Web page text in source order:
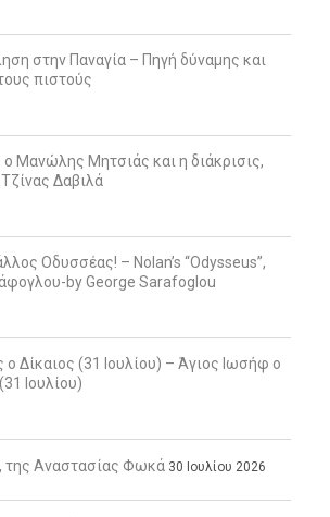
στην Παναγία – Πηγή δύναμης και
πιστούς
ο Μανώλης Μητσιάς και η διάκρισις,
Δαβιλά
Οδυσσέας! – Nolan’s “Odysseus”,
by George Sarafoglou
Δίκαιος (31 Ιουλίου) – Άγιος Ιωσήφ ο
Ιουλίου)
της Αναστασίας Φωκά 30 Ιουλίου 2026